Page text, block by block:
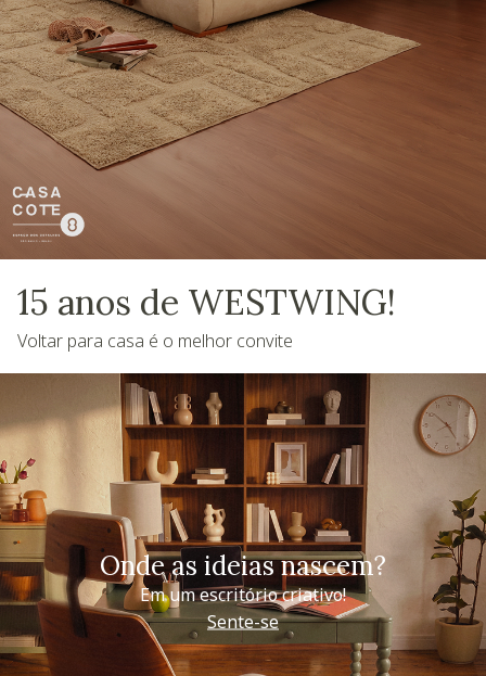
15 anos de WESTWING!
Voltar para casa é o melhor convite
Onde as ideias nascem?
Em um escritório criativo!
Sente-se